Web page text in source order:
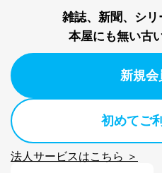
害するおそれがある場合
②利用目的を本人に通知し、
当該事業者の権利又は正当
場合
③国の機関又は地方公共団体
することに対して協力する
④開示対象個人情報の利用目
開示対象個人情報について
たはその代理人からの利用
雑誌、新聞、シ
本屋にも無い古
新規会
初めてご
法人サービスはこちら ＞